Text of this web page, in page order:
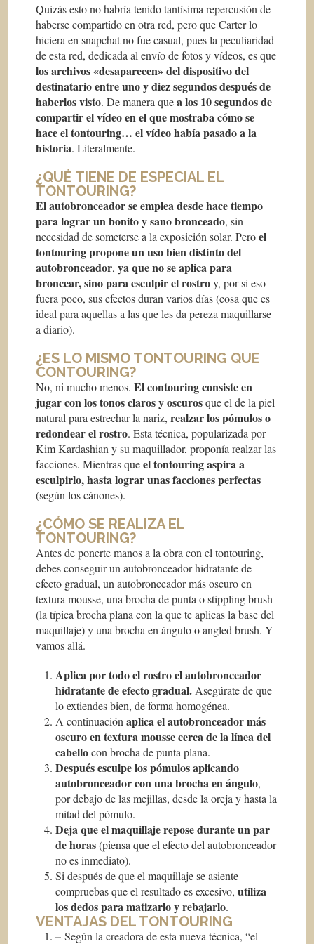
Quizás esto no habría tenido tantísima repercusión de
haberse compartido en otra red, pero que Carter lo
hiciera en snapchat no fue casual, pues la peculiaridad
de esta red, dedicada al envío de fotos y vídeos, es que
los archivos «desaparecen» del dispositivo del
destinatario entre uno y diez segundos después de
haberlos visto. De manera quea los 10 segundos de
compartir el vídeo en el que mostraba cómo se
hace el tontouring… el vídeo había pasado a la
historia. Literalmente.
¿QUÉ TIENE DE ESPECIAL EL
TONTOURING?
El autobronceador se emplea desde hace tiempo
para lograr un bonito y sano bronceado, sin
necesidad de someterse a la exposición solar. Peroel
tontouring propone un uso bien distinto del
autobronceador,ya que no se aplica para
broncear, sino para esculpir el rostroy, por si eso
fuera poco, sus efectos duran varios días (cosa que es
ideal para aquellas a las que les da pereza maquillarse
a diario).
¿ES LO MISMO TONTOURING QUE
CONTOURING?
No, ni mucho menos.El contouring consiste en
jugar con los tonos claros y oscurosque el de la piel
natural para estrechar la nariz,realzar los pómulos o
redondear el rostro. Esta técnica, popularizada por
Kim Kardashian y su maquillador, proponía realzar las
facciones. Mientras queel tontouring aspira a
esculpirlo, hasta lograr unas facciones perfectas
(según los cánones).
¿CÓMO SE REALIZA EL
TONTOURING?
Antes de ponerte manos a la obra con el tontouring,
debes conseguir un autobronceador hidratante de
efecto gradual, un autobronceador más oscuro en
textura mousse, una brocha de punta o stippling brush
(la típica brocha plana con la que te aplicas la base del
maquillaje) y una brocha en ángulo o angled brush. Y
vamos allá.
Aplica por todo el rostro el autobronceador
hidratante de efecto gradual. Asegúrate de que
lo extiendes bien, de forma homogénea.
A continuaciónaplica el autobronceador más
oscuro en textura mousse cerca de la línea del
cabellocon brocha de punta plana.
Después esculpe los pómulos aplicando
autobronceador con una brocha en ángulo,
por debajo de las mejillas, desde la oreja y hasta la
mitad del pómulo.
Deja que el maquillaje repose durante un par
de horas(piensa que el efecto del autobronceador
no es inmediato).
Si después de que el maquillaje se asiente
compruebas que el resultado es excesivo,utiliza
los dedos para matizarlo y rebajarlo.
VENTAJAS DEL TONTOURING
–Según la creadora de esta nueva técnica, “el